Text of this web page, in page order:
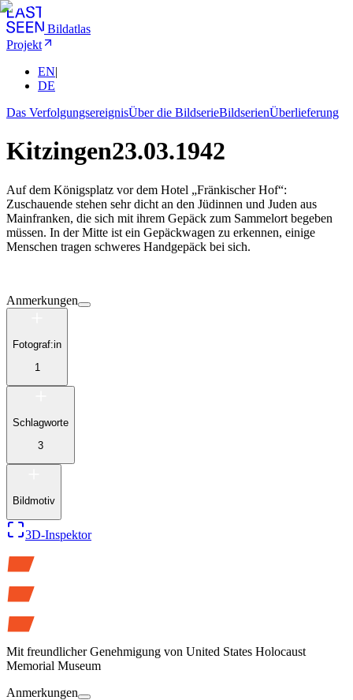
Bildatlas
Projekt
EN|
DE
Das VerfolgungsereignisÜber die BildserieBildserienÜberlieferung
Kitzingen23.03.1942
Auf dem Königsplatz vor dem Hotel „Fränkischer Hof“:
Zuschauende stehen sehr dicht an den Jüdinnen und Juden aus
Mainfranken, die sich mit ihrem Gepäck zum Sammelort begeben
müssen. In der Mitte ist ein Gepäckwagen zu erkennen, einige
Menschen tragen schweres Handgepäck bei sich.
Anmerkungen
Fotograf:in
1
Schlagworte
3
Bildmotiv
3D-Inspektor
Mit freundlicher Genehmigung von United States Holocaust
Memorial Museum
Anmerkungen